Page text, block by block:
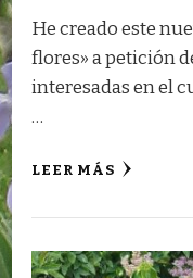
He creado este
flores» a petición
interesadas en el
…
LEER MÁS